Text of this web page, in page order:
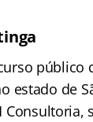
público
estado de
Consultoria,